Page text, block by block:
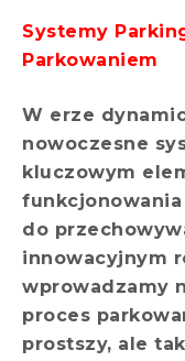
Systemy
Parkowaniem
W erze
nowoczesne
kluczowym
do
innowacyjnym
wprowadzamy
proces
prostszy, ale